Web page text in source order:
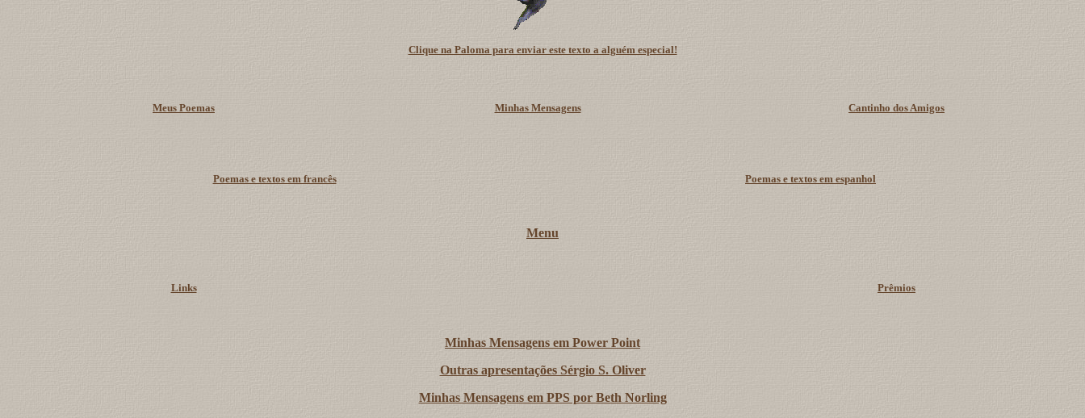
Clique na Paloma para enviar este texto a alguém especial!
Meus Poemas Minhas Mensagens Cantinho dos Amigos
Poemas e textos em francês Poemas e textos em espanhol
Menu
Links Prêmios
Minhas Mensagens em Power Point
Outras apresentações Sérgio S. Oliver
Minhas Mensagens em PPS por Beth Norling